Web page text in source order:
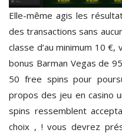
Elle-même agis les
des transactions sans
classe d’au minimum 10
bonus Barman Vegas de
50 free spins pour
propos des jeu en casino
spins ressemblent
choix , ! vous devrez